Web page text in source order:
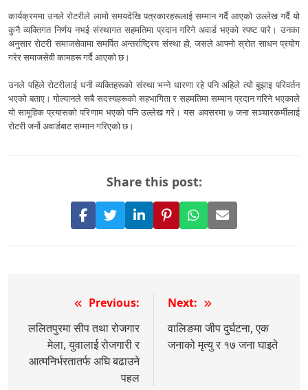
कार्यक्रममा उनले रोटरीले लामो समयदेखि पत्रकारहरूलाई सम्मान गर्दै आएको उल्लेख गर्दै यो
कुनै व्यक्तिगत निर्णय नभई संस्थागत सहमतिमा प्रदान गरिने अवार्ड भएको स्पष्ट पारे। उनका
अनुसार रोटरी समाजसेवामा समर्पित अन्तर्राष्ट्रिय संस्था हो, जसले आफ्नो स्रोत साधन प्रयोग
गरेर समाजसेवी कामहरू गर्दै आएको छ।
उनले पहिले रोटरीलाई धनी व्यक्तिहरूको संस्था भन्ने धारणा रहे पनि अहिले त्यो बुझाइ परिवर्तन
भएको बताए। गोल्यानले सबै सदस्यहरूको सहभागिता र सहमतिमा सम्मान प्रदान गरिने भएकाले
यो सामूहिक प्रयासको परिणाम भएको पनि उल्लेख गरे। यस अवसरमा ७ जना सञ्चारकर्मीलाई
रोटरी जर्नो अवार्डबाट सम्मान गरिएको छ।
Share this post:
Share
on
Share
on
Share
on
Pin
it
Share
on
Share
via
navigation
Previous:
ललितपुरमा सीप तथा रोजगार
मेला, युवालाई रोजगारी र
आत्मनिर्भरतातर्फ अघि बढाउने
पहल
Next:
वालिङमा जीप दुर्घटना, एक
जनाको मृत्यु र १७ जना घाइते